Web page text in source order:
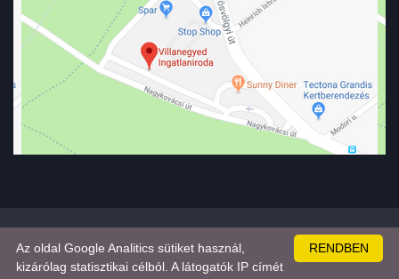
© 1999-2018 CopyrightVillanegyed Ingatlan Kft. - Minden jog
RENDBEN
Az oldal Google Analitics sütiket használ,
kizárólag statisztikai célból. A látogatók IP címét